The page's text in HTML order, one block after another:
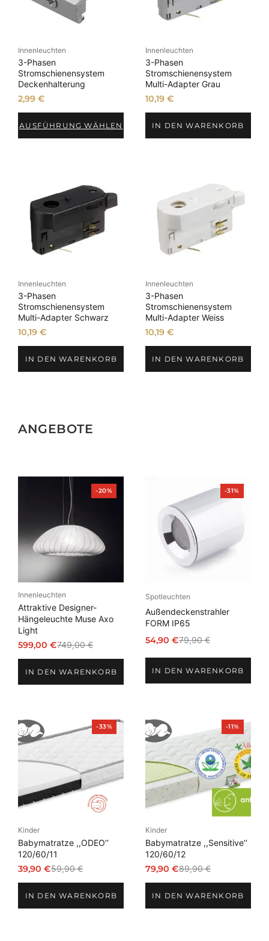
Innenleuchten
3-Phasen
Stromschienensystem
Deckenhalterung
2,99€
AUSFÜHRUNG WÄHLEN
Innenleuchten
3-Phasen
Stromschienensystem
Multi-Adapter Grau
10,19 €
IN DEN WARENKORB
Innenleuchten
3-Phasen
Stromschienensystem
Multi-Adapter Schwarz
10,19€
IN DEN WARENKORB
Innenleuchten
3-Phasen
Stromschienensystem
Multi-Adapter Weiss
10,19 €
IN DEN WARENKORB
ANGEBOTE
-20%Produkt
im
Innenleuchten
Attraktive Designer-
Hängeleuchte Muse Axo
Light
749,00€
Ursprünglicher
war:
599,00€
Aktueller
ist:IN DEN WARENKORB
-31%Produkt
im
Spotleuchten
Außendeckenstrahler
FORM IP65
79,90€
Ursprünglicher
Preis
war:
79,90 €
54,90 €
Aktueller
Preis
ist:
54,90 €.
IN DEN WARENKORB
-33%Produkt
im
Kinder
Babymatratze ,,ODEO‘‘
120/60/11
59,90€
Ursprünglicher
war:
39,90€
Aktueller
ist:IN DEN WARENKORB
-11%Produkt
im
Angebot
Kinder
Babymatratze ,,Sensitive‘‘
120/60/12
89,90€
Ursprünglicher
war:
79,90 €
Aktueller
ist:IN DEN WARENKORB